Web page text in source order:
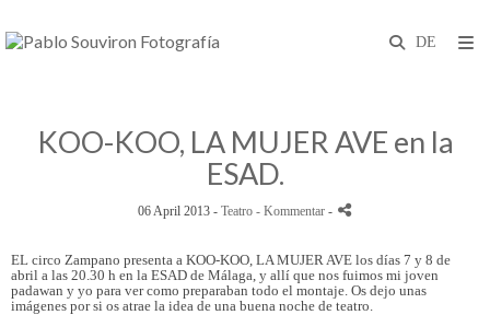
KOO-KOO, LA MUJER AVE en la
ESAD.
06 April 2013 - Teatro - Kommentar -
EL circo Zampano presenta a KOO-KOO, LA MUJER AVE los días 7 y 8 de
abril a las 20.30 h en la ESAD de Málaga, y allí que nos fuimos mi joven
padawan y yo para ver como preparaban todo el montaje. Os dejo unas
imágenes por si os atrae la idea de una buena noche de teatro.